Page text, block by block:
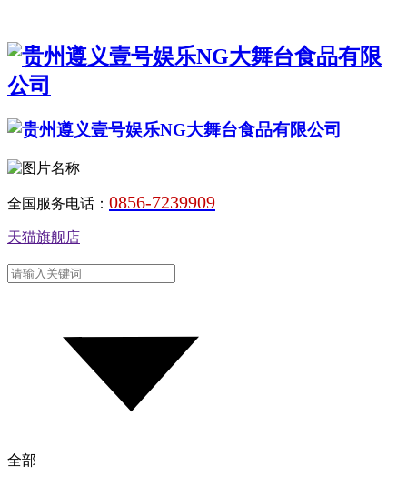
全国服务电话： 0856-7239909
天猫旗舰店
全部